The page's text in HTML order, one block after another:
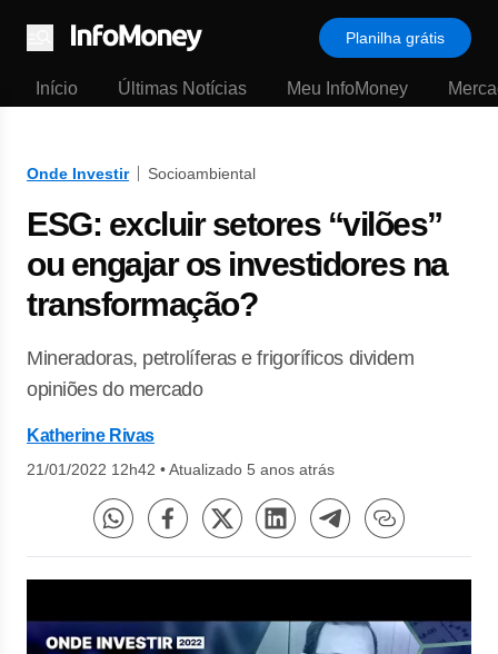
Menu
Planilha grátis
Início Últimas Notícias Meu InfoMoney
Onde Investir Socioambiental
ESG: excluir setores “vilões”
ou engajar os investidores na
transformação?
Mineradoras, petrolíferas e frigoríficos dividem
opiniões do mercado
Katherine Rivas
21/01/2022 12h42 •Atualizado 5 anos atrás